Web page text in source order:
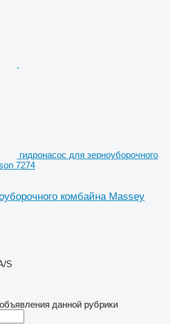
гидронасос для зерноуборочного
7274
комбайна Massey
S
данной рубрики